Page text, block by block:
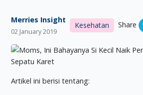
Merries Insight
02 January 2019
Kesehatan Share
Artikel ini berisi tentang: